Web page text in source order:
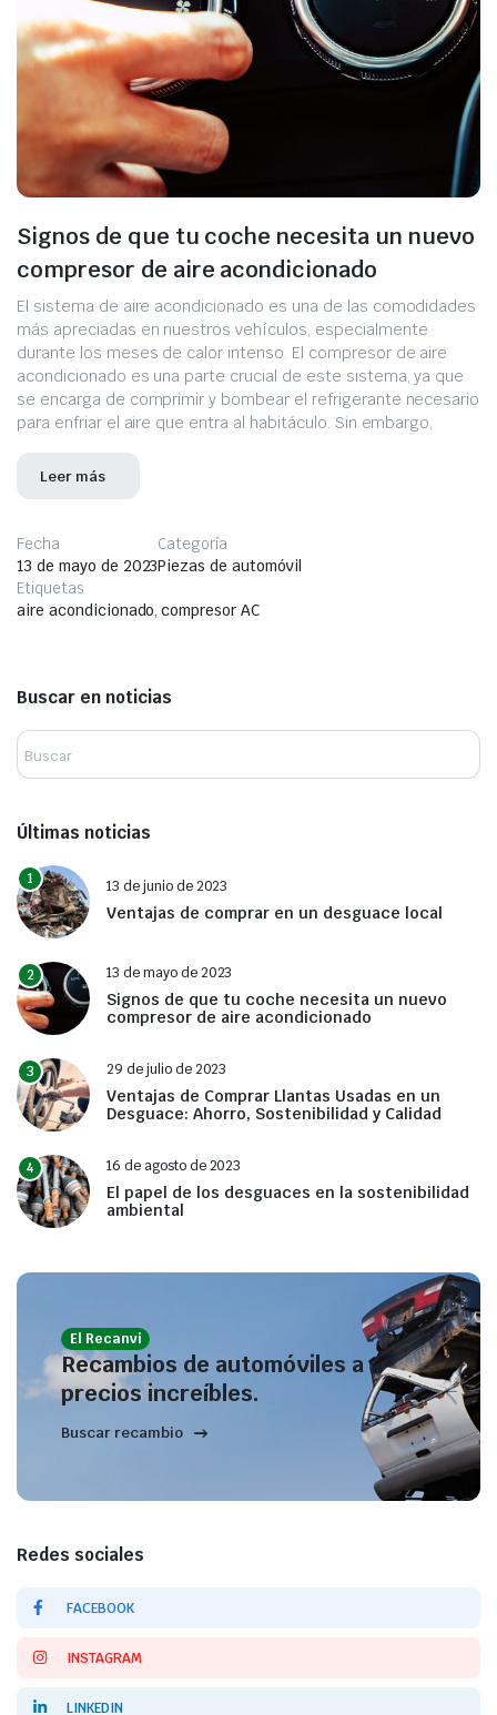
Signos de que tu coche necesita un nuevo
compresor de aire acondicionado
El sistema de aire acondicionado es una de las comodidades
más apreciadas en nuestros vehículos, especialmente
durante los meses de calor intenso. El compresor de aire
acondicionado es una parte crucial de este sistema, ya que
se encarga de comprimir y bombear el refrigerante necesario
para enfriar el aire que entra al habitáculo. Sin embargo,
Leer más
Fecha
13 de mayo de 2023
Categoría
Piezas de automóvil
Etiquetas
aire acondicionado, compresor AC
Buscar en noticias
Últimas noticias
1 13 de junio de 2023
Ventajas de comprar en un desguace local
2 13 de mayo de 2023
Signos de que tu coche necesita un nuevo
compresor de aire acondicionado
3 29 de julio de 2023
Ventajas de Comprar Llantas Usadas en un
Desguace: Ahorro, Sostenibilidad y Calidad
4 16 de agosto de 2023
El papel de los desguaces en la sostenibilidad
ambiental
El Recanvi
Recambios de automóviles a
precios increíbles.
Buscar recambio
Redes sociales
FACEBOOK
INSTAGRAM
LINKEDIN